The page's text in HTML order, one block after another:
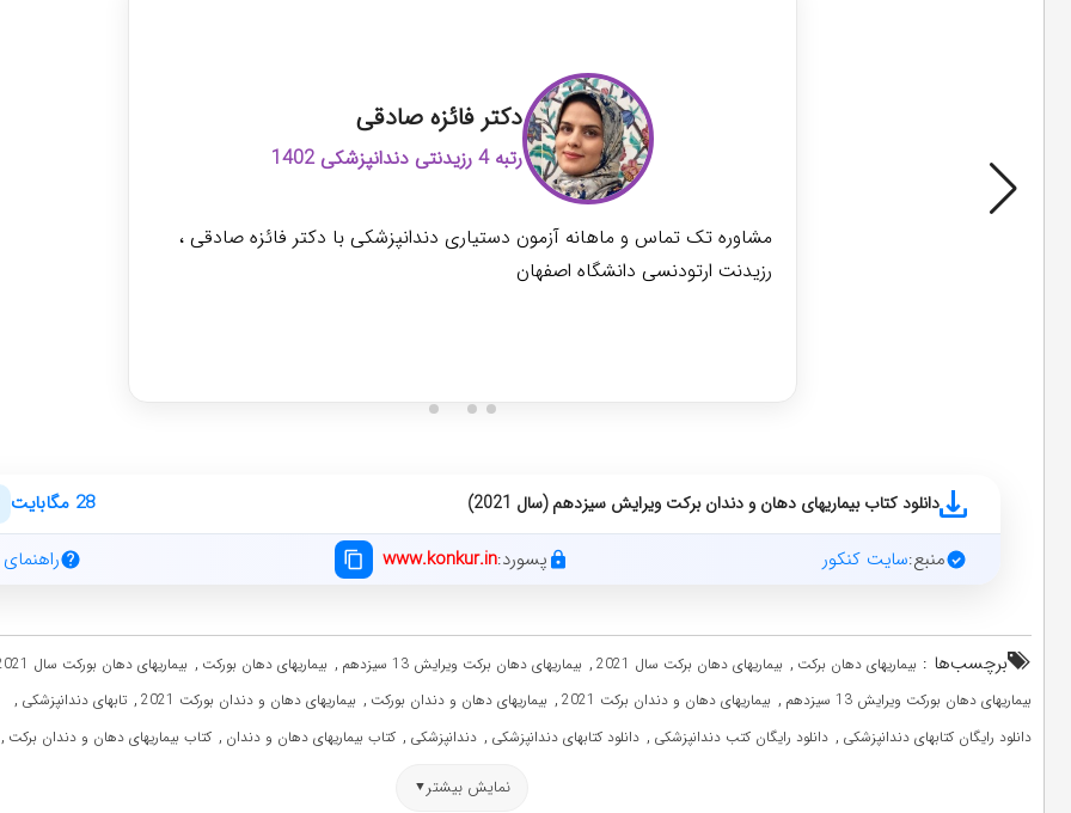
دکتر فائزه صادقی
رتبه 4 رزیدنتی دندانپزشکی 1402
مشاوره تک تماس و ماهانه آزمون دستیاری دندانپزشکی با دکتر فائزه صادقی ،
رزیدنت ارتودنسی دانشگاه اصفهان
دانلود کتاب بیماریهای دهان و دندان برکت ویرایش سیزدهم (سال 2021) 28 مگابایت
منبع:سایت کنکور پسورد:www.konkur.in راهنمای
برچسب‌ها : بیماریهای دهان برکت , بیماریهای دهان برکت سال 2021 , بیماریهای دهان برکت ویرایش 13 سیزدهم , بیماریهای دهان بورکت , بیماریهای دهان بورکت سال 2021
بیماریهای دهان بورکت ویرایش 13 سیزدهم , بیماریهای دهان و دندان برکت 2021 , بیماریهای دهان و دندان بورکت , بیماریهای دهان و دندان بورکت 2021 , تابهای دندانپزشکی ,
دانلود رایگان کتابهای دندانپزشکی , دانلود رایگان کتب دندانپزشکی , دانلود کتابهای دندانپزشکی , دندانپزشکی , کتاب بیماریهای دهان و دندان , کتاب بیماریهای دهان و دندان برکت ,
نمایش بیشتر